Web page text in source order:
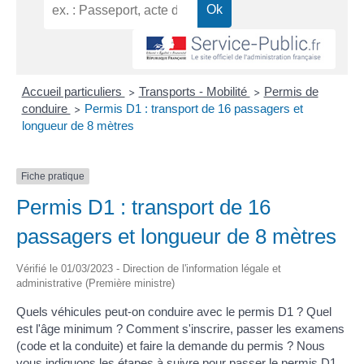
Accueil particuliers > Transports - Mobilité > Permis de
conduire > Permis D1 : transport de 16 passagers et
longueur de 8 mètres
Fiche pratique
Permis D1 : transport de 16
passagers et longueur de 8 mètres
Vérifié le 01/03/2023 - Direction de l'information légale et
administrative (Première ministre)
Quels véhicules peut-on conduire avec le permis D1 ? Quel
est l'âge minimum ? Comment s'inscrire, passer les examens
(code et la conduite) et faire la demande du permis ? Nous